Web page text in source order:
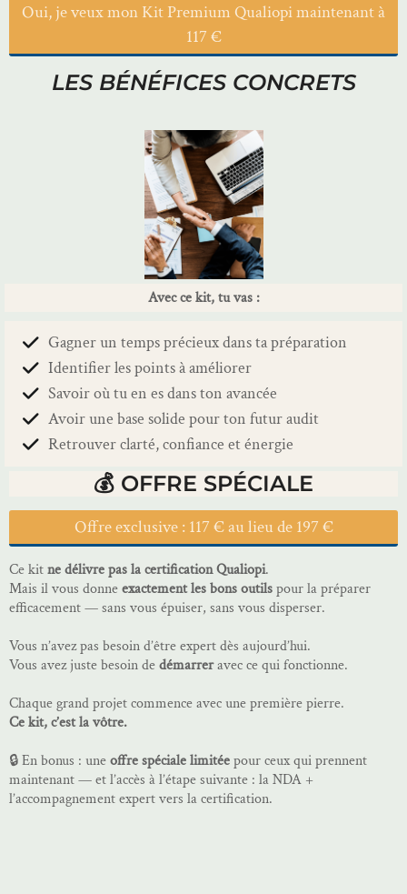
Oui, je veux mon Kit Premium Qualiopi maintenant à
117 €
LES BÉNÉFICES CONCRETS
Avec ce kit, tu vas :
Gagner un temps précieux dans ta préparation
Identifier les points à améliorer
Savoir où tu en es dans ton avancée
Avoir une base solide pour ton futur audit
Retrouver clarté, confiance et énergie
💰 OFFRE SPÉCIALE
Offre exclusive : 117 € au lieu de 197 €
Ce kitne délivre pas la certification Qualiopi.
Mais il vous donneexactement les bons outilspour la préparer
efficacement — sans vous épuiser, sans vous disperser.
Vous n’avez pas besoin d’être expert dès aujourd’hui.
Vous avez juste besoin dedémarreravec ce qui fonctionne.
Chaque grand projet commence avec une première pierre.
Ce kit, c’est la vôtre.
🔒 En bonus : uneoffre spéciale limitéepour ceux qui prennent
maintenant — et l’accès à l’étape suivante : la NDA +
l’accompagnement expert vers la certification.